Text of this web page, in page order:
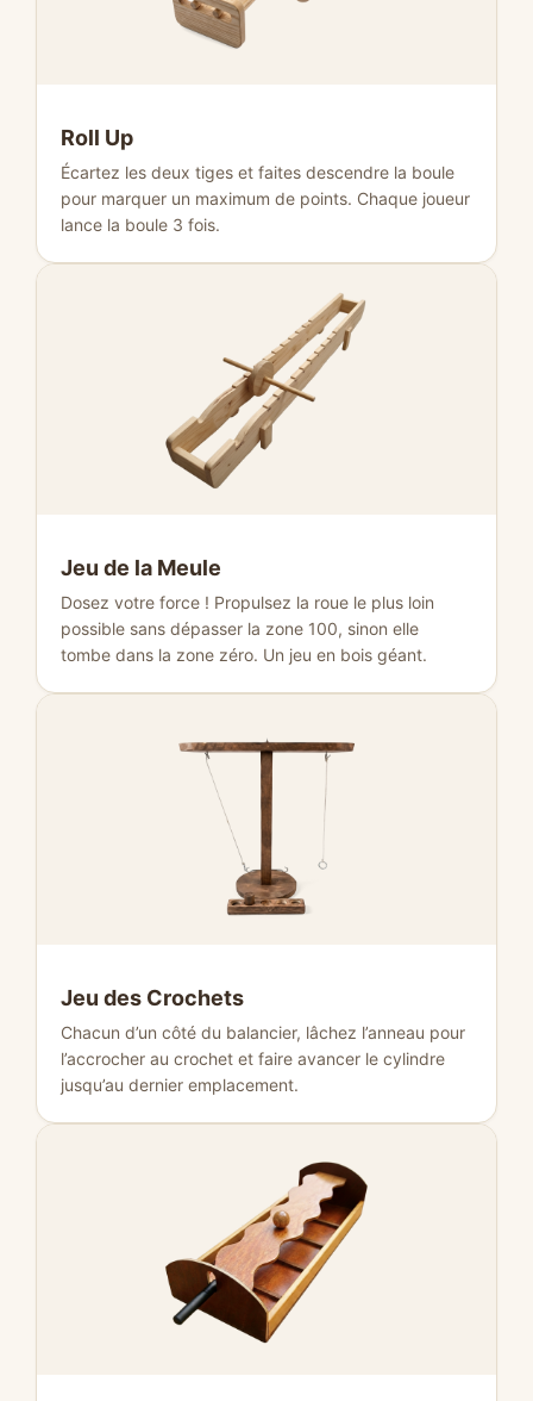
Roll Up
Écartez les deux tiges et faites descendre la boule
pour marquer un maximum de points. Chaque joueur
lance la boule 3 fois.
Jeu de la Meule
Dosez votre force ! Propulsez la roue le plus loin
possible sans dépasser la zone 100, sinon elle
tombe dans la zone zéro. Un jeu en bois géant.
Jeu des Crochets
Chacun d’un côté du balancier, lâchez l’anneau pour
l’accrocher au crochet et faire avancer le cylindre
jusqu’au dernier emplacement.